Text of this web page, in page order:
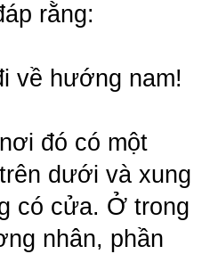
rằng:
về hướng nam!
đó có một
dưới và xung
có cửa. Ở trong
nhân, phần